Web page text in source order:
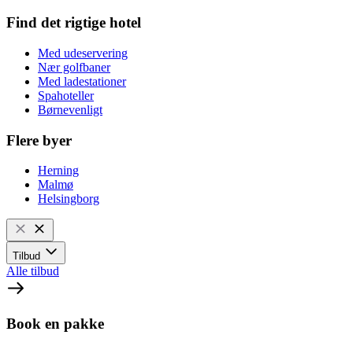
Find det rigtige hotel
Med udeservering
Nær golfbaner
Med ladestationer
Spahoteller
Børnevenligt
Flere byer
Herning
Malmø
Helsingborg
Tilbud
Alle tilbud
Book en pakke